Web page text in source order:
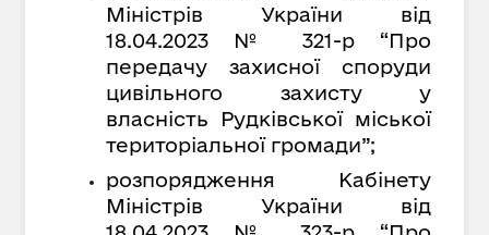
Міністрів України від
18.04.2023 № 321-р “Про
передачу захисної споруди
цивільного захисту у
власність Рудківської міської
територіальної громади”;
розпорядження Кабінету
Міністрів України від